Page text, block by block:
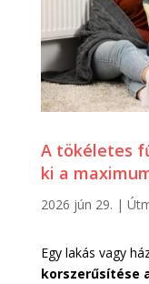
A tökéletes
ki a
2026 jún 29. |
Egy lakás vagy
korszerűsítése